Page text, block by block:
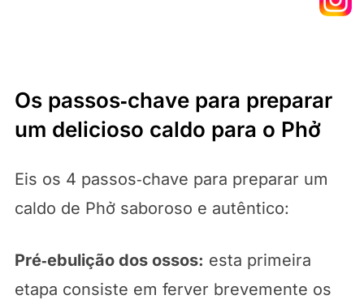
Os passos‑chave para preparar
um delicioso caldo para o Phở
Eis os 4 passos‑chave para preparar um
caldo de Phở saboroso e autêntico:
Pré‑ebulição dos ossos: esta primeira
etapa consiste em ferver brevemente os